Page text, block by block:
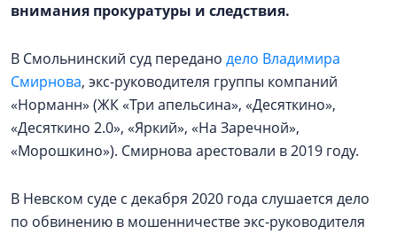
внимания прокуратуры и следствия.
В Смольнинский суд передано дело Владимира
Смирнова, экс-руководителя группы компаний
«Норманн» (ЖК «Три апельсина», «Десяткино»,
«Десяткино 2.0», «Яркий», «На Заречной»,
«Морошкино»). Смирнова арестовали в 2019 году.
В Невском суде с декабря 2020 года слушается дело
по обвинению в мошенничестве экс-руководителя